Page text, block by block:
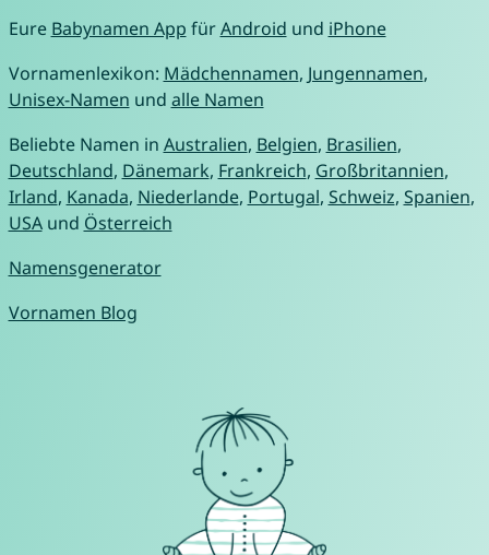
Eure Babynamen App fürAndroid und iPhone
Vornamenlexikon: Mädchennamen, Jungennamen,
Unisex-Namen und alle Namen
Beliebte Namen in Australien, Belgien, Brasilien,
Deutschland, Dänemark, Frankreich, Großbritannien,
Irland, Kanada, Niederlande, Portugal, Schweiz, Spanien,
USAund Österreich
Namensgenerator
Vornamen Blog